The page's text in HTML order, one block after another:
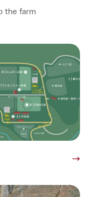
the farm